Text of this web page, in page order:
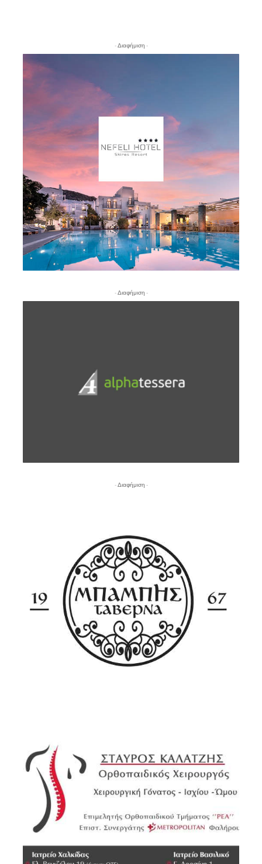
- Διαφήμιση -
- Διαφήμιση -
- Διαφήμιση -